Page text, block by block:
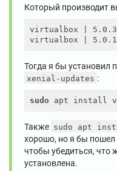
Который производит
virtualbox |
virtualbox
|
Тогда я бы установил
xenial-updates :
sudo apt install
Также sudo apt
хорошо, но я бы
чтобы убедиться, что
установлена.